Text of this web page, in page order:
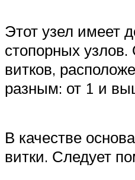
Этот узел имеет
стопорных
витков,
разным: от 1 и
В качестве
витки. Следует